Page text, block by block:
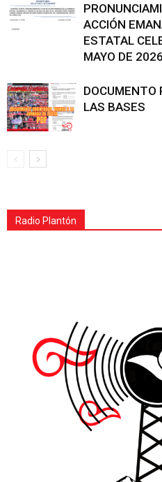
ACCIÓN
ESTATAL
MAYO DE 2026
DOCUMENTO
LAS BASES
Radio Plantón